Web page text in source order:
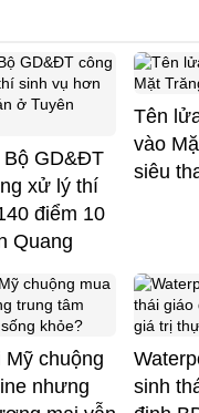
Bộ GD&ĐT
xử lý thí
điểm 10
Quang
Tên
vào
siêu
chuộng
nhưng
sinh